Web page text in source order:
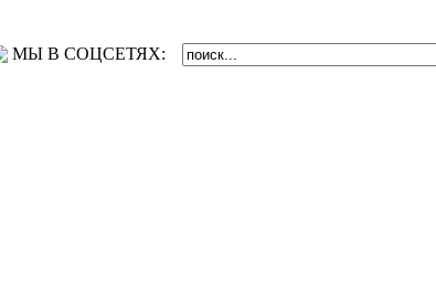
МЫ В СОЦСЕТЯХ: